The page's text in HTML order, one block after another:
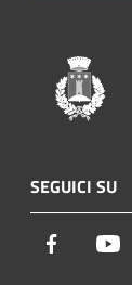
SEGUICI SU
Facebook